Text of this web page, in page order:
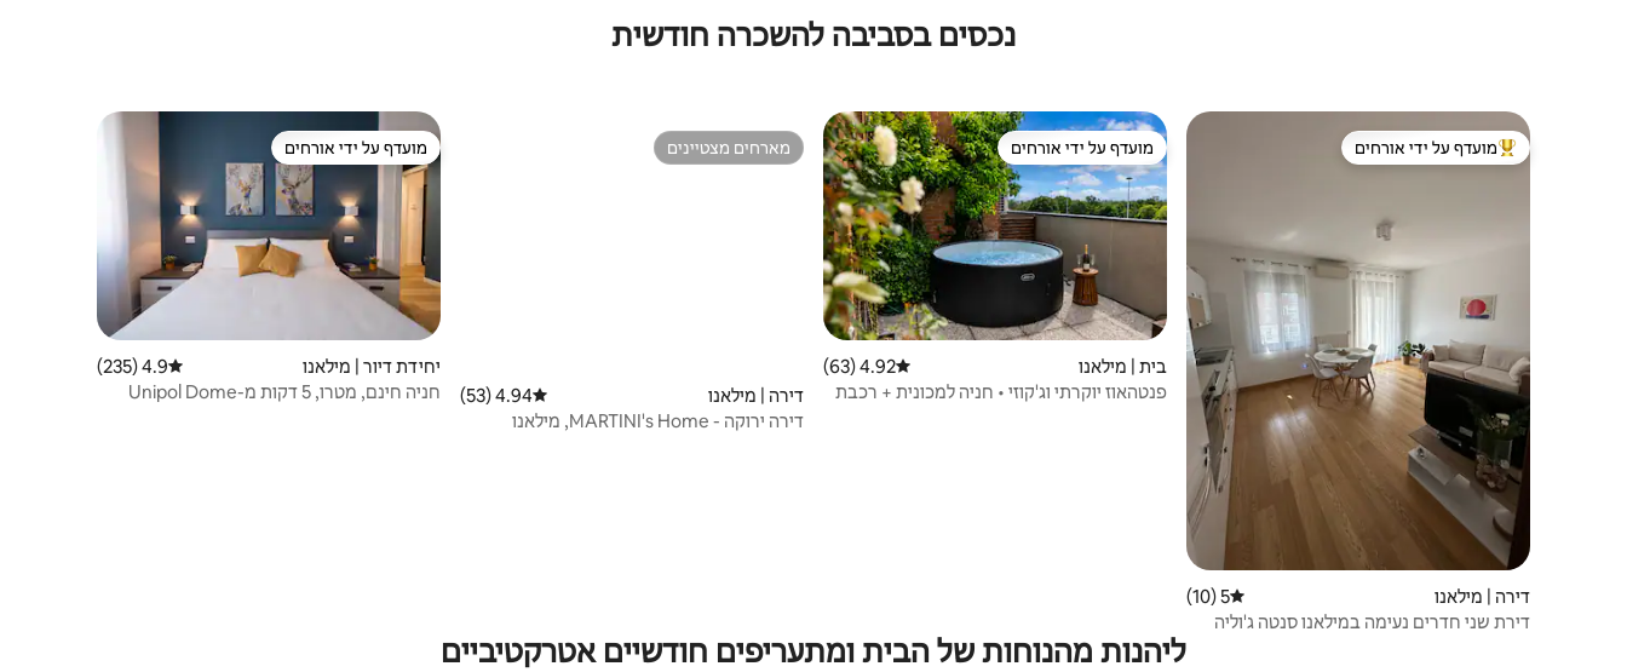
נכסים בסביבה להשכרה חודשית
מוביל בקרב נכסים מועדפים על ידי אורחים
מועדף על ידי אורחים
דירה | מילאנו דירוג ממוצע של 5 מתוך 5, 10 ביקורות
5 (10)
דירת שני חדרים נעימה במילאנו סנטה ג'וליה
מועדף על ידי אורחים
מועדף על ידי אורחים
בית | מילאנו דירוג ממוצע של 4.92 מתוך 5, 63 ביקורות
4.92 (63)
פנטהאוז יוקרתי וג'קוזי • חניה למכונית + רכבת
מארחים מצטיינים
מארחים מצטיינים
דירה | מילאנו דירוג ממוצע של 4.94 מתוך 5, 53 ביקורות
4.94 (53)
דירה ירוקה - MARTINI's Home, מילאנו
מועדף על ידי אורחים
מועדף על ידי אורחים
יחידת דיור | מילאנו דירוג ממוצע של 4.9 מתוך 5, 235 ביקורות
4.9 (235)
חניה חינם, מטרו, 5 דקות מ-Unipol Dome
ליהנות מהנוחות של הבית ומתעריפים חודשיים אטרקטיביים